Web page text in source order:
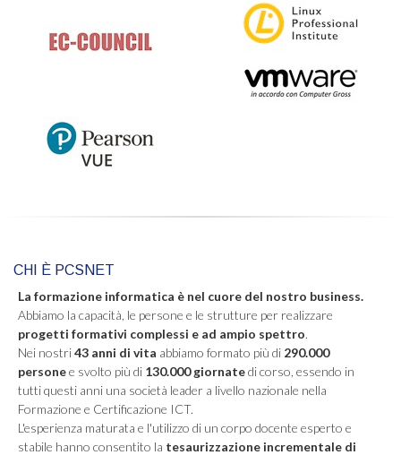
CHI È PCSNET
La formazione informatica è nel cuore del nostro business.
Abbiamo la capacità, le persone e le strutture per realizzare
progetti formativi complessi e ad ampio spettro.
Nei nostri43 anni di vita abbiamo formato più di 290.000
personee svolto più di 130.000 giornatedi corso, essendo in
tutti questi anni una società leader a livello nazionale nella
Formazione e Certificazione ICT.
L'esperienza maturata e l'utilizzo di un corpo docente esperto e
stabile hanno consentito la tesaurizzazione incrementale di